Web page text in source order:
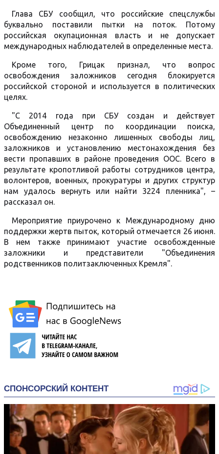
Глава СБУ сообщил, что российские спецслужбы
буквально поставили пытки на поток. Потому
российская окупационная власть и не допускает
международных наблюдателей в определенные места.
Кроме того, Грицак признал, что вопрос
освобождения заложников сегодня блокируется
российской стороной и используется в политических
целях.
"С 2014 года при СБУ создан и действует
Объединенный центр по координации поиска,
освобождению незаконно лишенных свободы лиц,
заложников и установлению местонахождения без
вести пропавших в районе проведения ООС. Всего в
результате кропотливой работы сотрудников центра,
волонтеров, военных, прокуратуры и других структур
нам удалось вернуть или найти 3224 пленника", –
рассказал он.
Мероприятие приурочено к Международному дню
поддержки жертв пыток, который отмечается 26 июня.
В нем также принимают участие освобожденные
заложники и представители "Объединения
родственников политзаключенных Кремля".